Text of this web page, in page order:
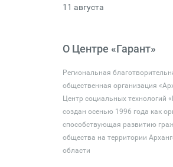
11 августа
О Центре «Гарант»
Региональная
общественная организация
Центр социальных технологий
создан осенью 1996 года как
способствующая развитию
общества на территории
области